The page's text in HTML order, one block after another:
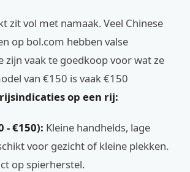
zit vol met namaak. Veel Chinese
op bol.com hebben valse
zijn vaak te goedkoop voor wat ze
van €150 is vaak €150
op een rij:
- €150): Kleine handhelds, lage
voor gezicht of kleine plekken.
op spierherstel.